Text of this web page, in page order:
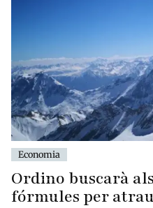
Economia
Ordino buscarà
fórmules per